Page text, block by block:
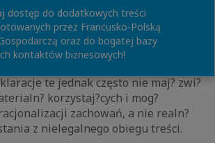
w Polsce
przyczynami korzystania
z serwisów oferuj?cych nielegalny
oferta treści (32%) oraz bezpłatny
te jednak często nie maj? zwi?
korzystaj?cych i mog?
zachowań, a nie realn?
z nielegalnego obiegu treści.
dostęp do dodatkowych treści
przez Francusko-Polską
oraz do bogatej bazy
kontaktów biznesowych!